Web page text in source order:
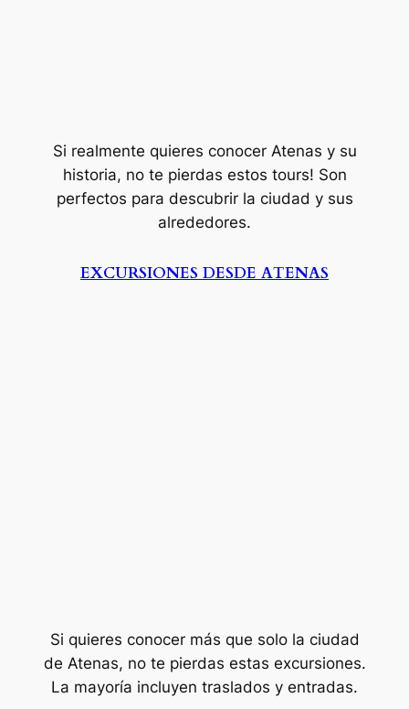
Si realmente quieres conocer Atenas y su
historia, no te pierdas estos tours! Son
perfectos para descubrir la ciudad y sus
alrededores.
EXCURSIONES DESDE ATENAS
Si quieres conocer más que solo la ciudad
de Atenas, no te pierdas estas excursiones.
La mayoría incluyen traslados y entradas.